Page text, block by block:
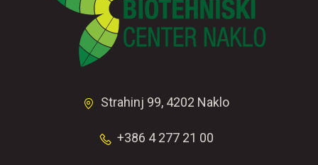
Strahinj 99, 4202 Naklo
+386 4 277 21 00